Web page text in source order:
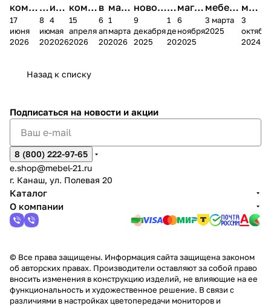
комп
ании
Мело
17
июня
2026
и
д
к
2
8
июня
2026
ия в
Чеб
окс
4
мая
2026
комп
ании
Мело
15
апреля
2026
в
М
А
6
апреля
2026
мага
зина
в
1
марта
2026
новог
о
магаз
9
декабря
2025
к
а
н
1
декабря
2025
магаз
ина в
г.
6
ноября
2025
мебель
ного
салона
3 марта
2025
меб
ели
пер
3
2024
Назад к списку
Подписаться на новости и акции
8 (800) 222-97-65
e.shop@mebel-21.ru
г. Канаш, ул. Полевая 20
Каталог
О компании
© Все права защищены. Информация сайта защищена законом
об авторских правах. Производители оставляют за собой право
вносить изменения в конструкцию изделий, не влияющие на ее
функциональность и художественное решение. В связи с
различиями в настройках цветопередачи мониторов и